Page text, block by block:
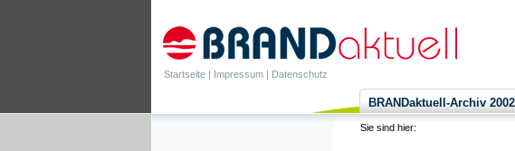
Startseite | Impressum | Datenschutz
BRANDaktuell-Archiv
Sie sind hier: